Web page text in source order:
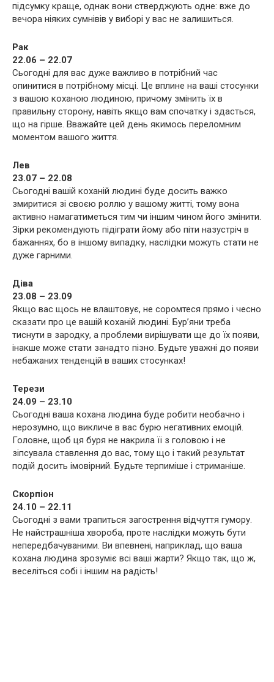
підсумку краще, однак вони стверджують одне: вже до
вечора ніяких сумнівів у виборі у вас не залишиться.
Рак
22.06 – 22.07
Сьогодні для вас дуже важливо в потрібний час
опинитися в потрібному місці. Це вплине на ваші стосунки
з вашою коханою людиною, причому змінить їх в
правильну сторону, навіть якщо вам спочатку і здасться,
що на гірше. Вважайте цей день якимось переломним
моментом вашого життя.
Лев
23.07 – 22.08
Сьогодні вашій коханій людині буде досить важко
змиритися зі своєю роллю у вашому житті, тому вона
активно намагатиметься тим чи іншим чином його змінити.
Зірки рекомендують підіграти йому або піти назустріч в
бажаннях, бо в іншому випадку, наслідки можуть стати не
дуже гарними.
Діва
23.08 – 23.09
Якщо вас щось не влаштовує, не соромтеся прямо і чесно
сказати про це вашій коханій людині. Бур’яни треба
тиснути в зародку, а проблеми вирішувати ще до їх появи,
інакше може стати занадто пізно. Будьте уважні до появи
небажаних тенденцій в ваших стосунках!
Терези
24.09 – 23.10
Сьогодні ваша кохана людина буде робити необачно і
нерозумно, що викличе в вас бурю негативних емоцій.
Головне, щоб ця буря не накрила її з головою і не
зіпсувала ставлення до вас, тому що і такий результат
подій досить імовірний. Будьте терпиміше і стриманіше.
Скорпіон
24.10 – 22.11
Сьогодні з вами трапиться загострення відчуття гумору.
Не найстрашніша хвороба, проте наслідки можуть бути
непередбачуваними. Ви впевнені, наприклад, що ваша
кохана людина зрозуміє всі ваші жарти? Якщо так, що ж,
веселіться собі і іншим на радість!